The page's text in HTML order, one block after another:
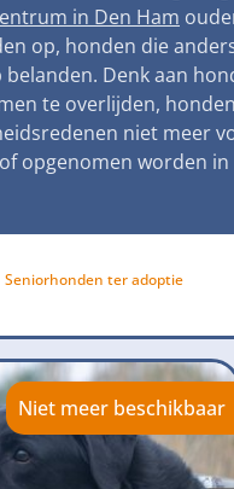
registratie
fokbeleid
vuurwerkverbod
pre-aanschaf cursus
meldpunt
tegen grasaren
Gemeentelijk
Teken onze petitie
Steun als bedrijf
Adopteer een
Sponsor een
Steun als vrijwilliger
Honden voor
Vraag een
Wat wij doen
Onze organisatie
Samenwerking
Jaarverslag
Vacatures
Onze successen
Pers
Nieuws
Nieuwsbrief
in Den Ham
op, honden die
Denk aan
te overlijden,
niet meer
opgenomen worden in
Seniorhonden ter adoptie
Niet meer beschikbaar